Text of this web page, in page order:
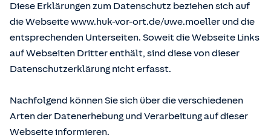
Diese Erklärungen zum Datenschutz beziehen sich auf
die Webseite www.huk-vor-ort.de/uwe.moeller und die
entsprechenden Unterseiten. Soweit die Webseite Links
auf Webseiten Dritter enthält, sind diese von dieser
Datenschutzerklärung nicht erfasst.
Nachfolgend können Sie sich über die verschiedenen
Arten der Datenerhebung und Verarbeitung auf dieser
Webseite informieren.